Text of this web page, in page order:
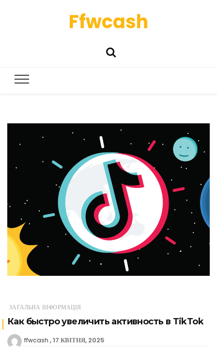
Ffwcash
ЗАГАЛЬНА ІНФОРМАЦІЯ
Как быстро увеличить активность в TikTok
ffwcash 17 КВІТНЯ, 2025